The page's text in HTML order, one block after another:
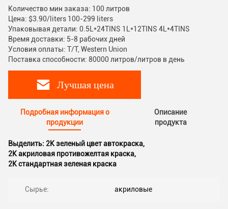
Количество мин заказа: 100 литров
Цена: $3.90/liters 100-299 liters
Упаковывая детали: 0.5L*24TINS 1L*12TINS 4L*4TINS
Время доставки: 5-8 рабочих дней
Условия оплаты: T/T, Western Union
Поставка способности: 80000 литров/литров в день
Лучшая цена
Подробная информация о
продукции
Описание
продукта
Выделить: 2K зеленый цвет автокраска,
2K акриловая противожелтая краска,
2K стандартная зеленая краска
Сырье: акриловые